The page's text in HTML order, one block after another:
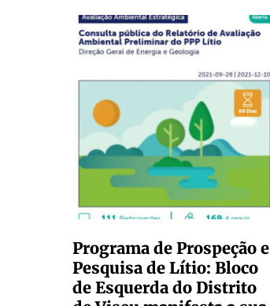
Programa de Prospeção e
Pesquisa de Lítio: Bloco
de Esquerda do Distrito